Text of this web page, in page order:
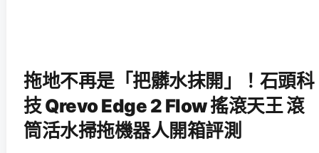
拖地不再是「把髒水抹開」！石頭科
技 Qrevo Edge 2 Flow 搖滾天王 滾
筒活水掃拖機器人開箱評測